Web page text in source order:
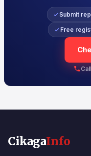
Submit
Free
Call
CikagaInfo